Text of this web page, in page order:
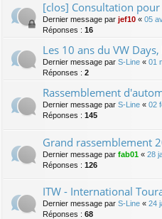
[clos] Consultation
Dernier message par jef10 « 05
Réponses : 16
Les 10 ans du VW
Dernier message par S-Line « 01
Réponses : 2
Rassemblement
Dernier message par S-Line « 02
Réponses : 145
Grand rassemblement
Dernier message par fab01 « 28
Réponses : 126
ITW - International
Dernier message par S-Line « 24
Réponses : 68